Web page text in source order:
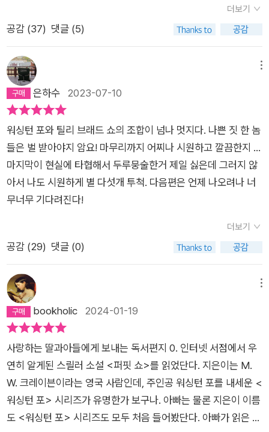
것이라고 굳게 믿는 <퍼핏쇼>를 읽고 느낀 내 소회를 이 리뷰를
통해 조심스럽게 독자들에게 전달해보고자 한다. 독자의 한 사람
어 이미 영국과 일본 등 25개 언어로 번역 출간되었다는 시리즈
의 다음 권들을 빠른 시일 내에 번역된 책으로 만나보고 싶은 마
음 간절하다. 추리소설의 애호가라면 익히 알고있겠지만 트릭과
반전은 추리소설의 핵심인만큼 지금까지 나온 추리소설에 대한
서평은 주로 독자들이 해당 작품을 읽었다는 것을 대전제로 하여
작품의 스토리와 트릭을 분석하는 방식으로 이루어졌다. 하지만
이 같은 리뷰방식은 양날의 검이다. 앞서 언급한 것처럼 해당 소
설을 읽은 독자들끼리 전체적인 스토리의 얼개를 평가하고, 트릭
이 얼마나 정교했는지, 반전이 얼마나 설득력이 있었는지를 논하
접하지 못한 독자들에게 소개하는 관점에서 본다면 트릭과 반전
을 포함하여 리뷰를 하는 것은 오히려 독이 될 수 있다. 그 이유는
쉽게 짐작하겠지만 아직 소설을 읽지 못한 독자들이 독서를 통해
얻을 수 있는 즐거움을 앗아갈 수 있기 때문이다. 리뷰에 앞서
나는 이 같은 고민을 할 수 밖에 없었다. 이 소설이 왜 뛰어난 추
리소설인지 논하기 위한 목적이라면 당연히 작품의 얼개와 트릭,
리뷰방식은 이 리뷰를 쓰는 목적과는 맞지 않았다. 앞서 언급한대
로 추리소설 애호가이자 서평가로서 나는 이 리뷰를 통해 오랜만
에 추리소설을 읽으며 느낀 충족감과 기쁨을 또 다른 독자들에게
전달하고, 이로서 워싱턴 포 시리즈의 다음 권들을 만나볼 수 있
는 또 다른 즐거움을 누리고 싶었다. 따라서 나는 대략적인 작품
도 너무 고통스러웠을 것 같아서, 소설의 초반 이 시신과 시신에
남겨진 흔적을 보고는 으, 이렇게 잔혹한 고문과 화형이라니, 어
떤 미친놈이 또라이처럼… 이라고 생각했다. 아마 그간 읽어왔던
많은 형사, 프로파일러들이 등장했던 책처럼, 추리와 미스터리 책
들이 으레 그랬던 것처럼, 이 소설 속 등장하는 범죄자이며 가해
자인 인물도 소시오패스에 싸이코패스이겠거니 생각했다. 범인
냐가 관건일 것이었다.액션/추리/스릴러/미스테리로 분류되는
장르들의 소설을 내가 즐겨 읽는 까닭은, 그 안에 담겨진 이야기
때문이다. 크게는 범죄가 나오지만, 그 범죄를 추적해 범죄자를
잡는 과정에서 가해자와 피해자 그리고 그를 쫓는 경찰들과 프로
파일러, 가해자와 피해자 주변의 사람들까지, 그들이 살아온 삶과
그로 인해 형성된 성격들이 드러나기 때문이다. 그렇게 다양한 인
간을 잘 보여주고 캐릭터도 생생하게 드러난다면, 그야말로 잘 쓰
미는 '범인은 바로 너지!'를 추적하는 과정에 있는게 아니라, 그 범
죄가 일어나고 벌을 받게 되기까지 참여한 모든 인간과 그들로 구
성된 구조, 삶의 이야기 속에 있었다. 환상열석의 시신들중 하나
에는 흔적이 남겨져 있었다. 그 지역의 경사 '포'의 이름이 적혀있
었는데, 포로 말하자면 이전 수사 과정에서 엄청난 실수를 해 정
직중이었다. 그런 포가 이 사건에 소환되는데, 과연 가해자는 그
를 '왜' 불러낸것일까. 이 연쇄살인에 포는 어떤 연관이 있다는 것
일까? 다음 피해자를 가리킨 것일까, 아니면 포가 어떻게든 관련
되어 있는 살인이라는 것일까. 알지 못한 채로 이 수사에 포가 참
더보기
공감 (37) 댓글 (5)
은하수 2023-07-10
워싱턴 포와 틸리 브래드 쇼의 조합이 넘나 멋지다. 나쁜 짓 한 놈
들은 벌 받아야지 암요! 마무리까지 어찌나 시원하고 깔끔한지 ...
마지막이 현실에 타협해서 두루뭉술한거 제일 싫은데 그러지 않
아서 나도 시원하게 별 다섯개 투척. 다음편은 언제 나오려나 너
무너무 기다려진다!
더보기
공감 (29) 댓글 (0)
bookholic 2024-01-19
사랑하는 딸과아들에게 보내는 독서편지 0. 인터넷 서점에서 우
연히 알게된 스릴러 소설 <퍼핏 쇼>를 읽었단다. 지은이는 M.
W. 크레이븐이라는 영국 사람인데, 주인공 워싱턴 포를 내세운 <
워싱턴 포> 시리즈가 유명한가 보구나. 아빠는 물론 지은이 이름
도 <워싱턴 포> 시리즈도 모두 처음 들어봤단다. 아빠가 읽은 <